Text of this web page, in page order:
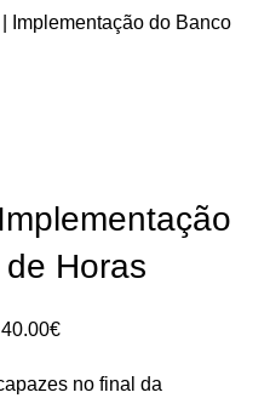
Implementação do Banco
Horas
40.00€Intervalo
preços:
no final da